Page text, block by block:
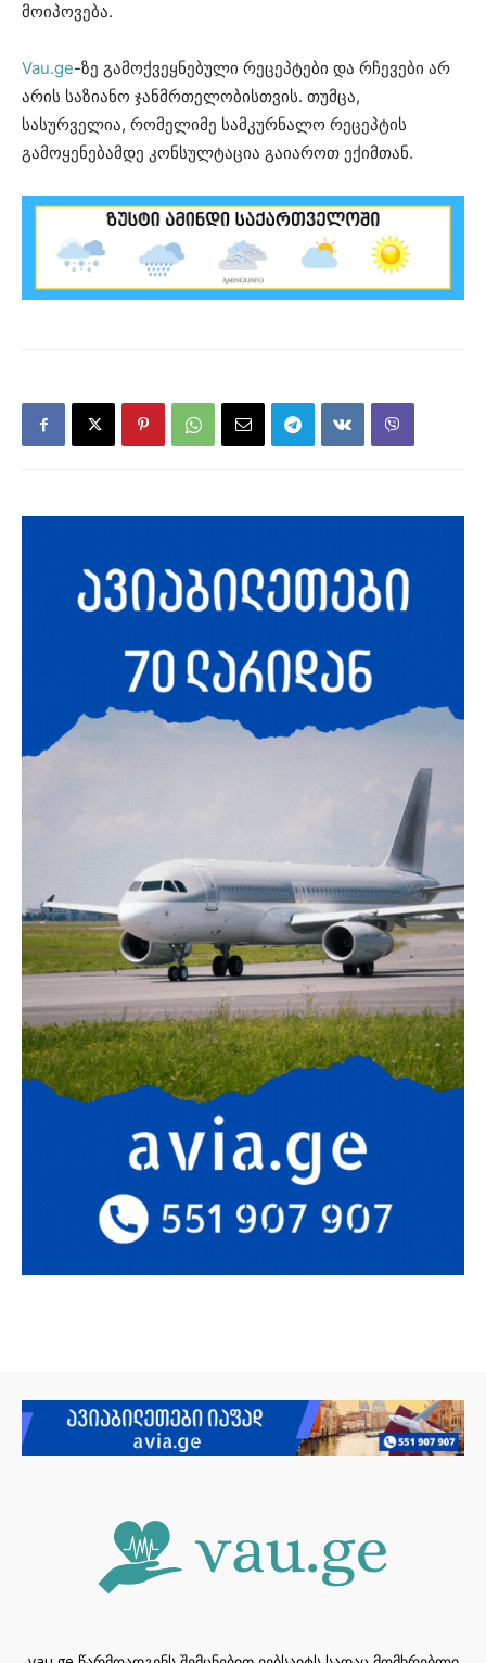
მოიპოვება.
Vau.ge-ზე გამოქვეყნებული რეცეპტები და რჩევები არ
არის საზიანო ჯანმრთელობისთვის. თუმცა,
სასურველია, რომელიმე სამკურნალო რეცეპტის
გამოყენებამდე კონსულტაცია გაიაროთ ექიმთან.